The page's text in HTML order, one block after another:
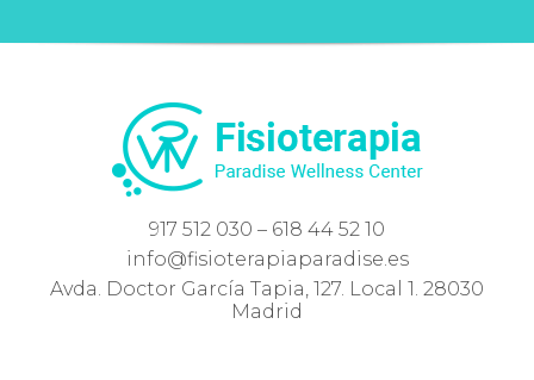
917 512 030 – 618 44 52 10
info@fisioterapiaparadise.es
Avda. Doctor García Tapia, 127. Local 1. 28030
Madrid